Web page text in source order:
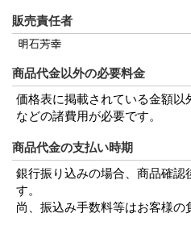
販売責任者
商品代金以外の必要料金
価格表に掲載されている金額
などの諸費用が必要です。
商品代金の支払い時期
銀行振り込みの場合、商品確認
す。
尚、振込み手数料等はお客様の